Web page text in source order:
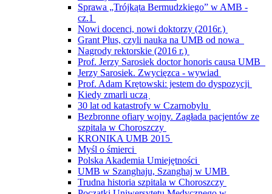
Sprawa „Trójkąta Bermudzkiego” w AMB -
cz.1
Nowi docenci, nowi doktorzy (2016r.)
Grant Plus, czyli nauka na UMB od nowa
Nagrody rektorskie (2016 r.)
Prof. Jerzy Sarosiek doctor honoris causa UMB
Jerzy Sarosiek. Zwycięzca - wywiad
Prof. Adam Krętowski: jestem do dyspozycji
Kiedy zmarli uczą
30 lat od katastrofy w Czarnobylu
Bezbronne ofiary wojny. Zagłada pacjentów ze
szpitala w Choroszczy
KRONIKA UMB 2015
Myśl o śmierci
Polska Akademia Umiejętności
UMB w Szanghaju, Szanghaj w UMB
Trudna historia szpitala w Choroszczy